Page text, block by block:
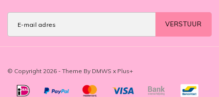
VERSTUUR
© Copyright 2026 - Theme By DMWS x Plus+